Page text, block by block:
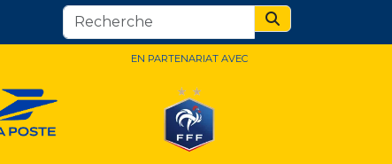
Search
EN PARTENARIAT AVEC